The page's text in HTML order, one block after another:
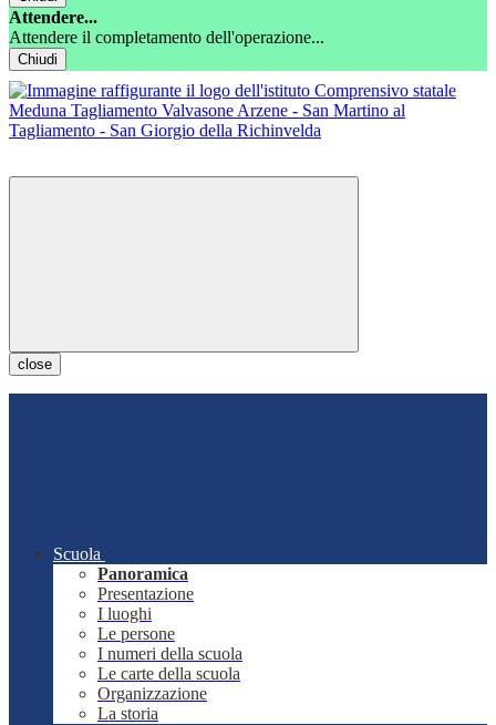
Attendere...
Attendere il completamento dell'operazione...
Chiudi
close
Scuola
Panoramica
Presentazione
I luoghi
Le persone
I numeri della scuola
Le carte della scuola
Organizzazione
La storia